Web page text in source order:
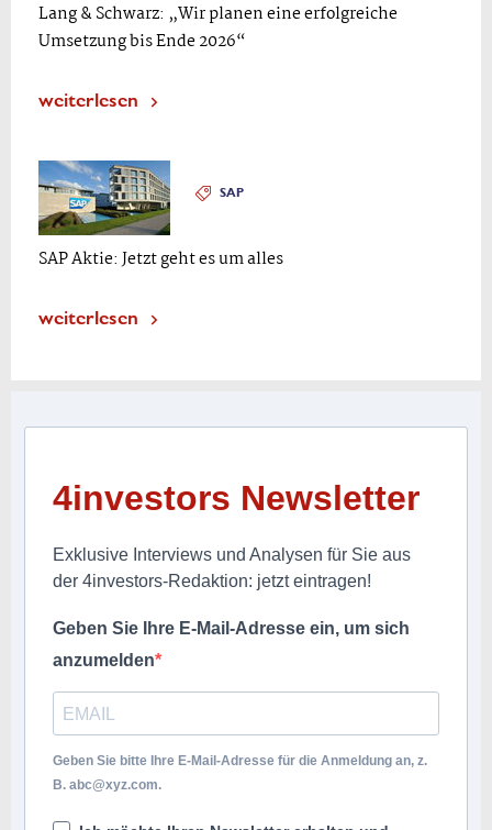
Lang & Schwarz: „Wir planen eine erfolgreiche
Umsetzung bis Ende 2026“
weiterlesen
SAP
SAP Aktie: Jetzt geht es um alles
weiterlesen
4investors Newsletter
Exklusive Interviews und Analysen für Sie aus
der 4investors-Redaktion: jetzt eintragen!
Geben Sie Ihre E-Mail-Adresse ein, um sich
anzumelden
Geben Sie bitte Ihre E-Mail-Adresse für die Anmeldung an, z.
B. abc@xyz.com.